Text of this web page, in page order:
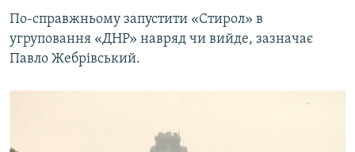
По-справжньому запустити «Стирол» в
угруповання «ДНР» навряд чи вийде, зазначає
Павло Жебрівський.